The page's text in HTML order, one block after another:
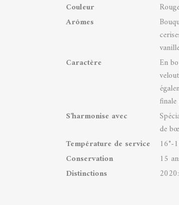
Couleur
Arômes
Caractère
En
S'harmonise avec
de
Température de service
16°-
Conservation
15
Distinctions